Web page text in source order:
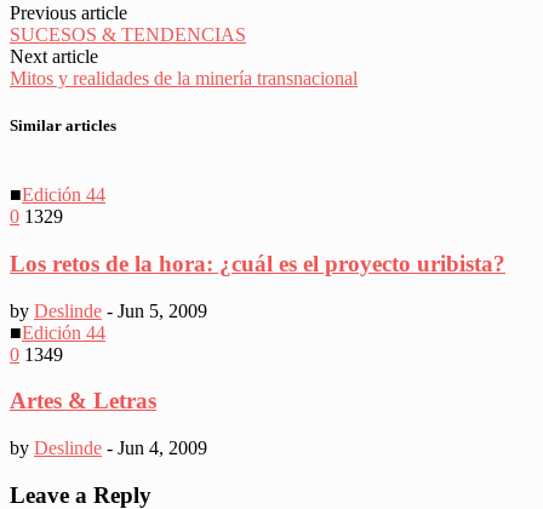
Previous article
SUCESOS & TENDENCIAS
Next article
Mitos y realidades de la minería transnacional
Similar articles
■Edición 44
0 1329
Los retos de la hora: ¿cuál es el proyecto uribista?
by Deslinde - Jun 5, 2009
■Edición 44
0 1349
Artes & Letras
by Deslinde - Jun 4, 2009
Leave a Reply